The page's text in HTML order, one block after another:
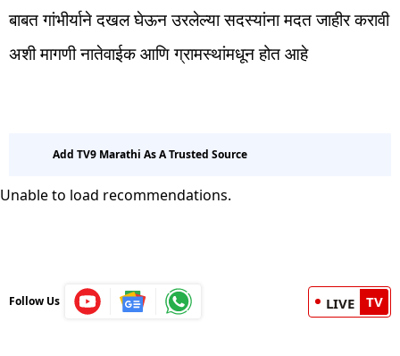
बाबत गांभीर्याने दखल घेऊन उरलेल्या सदस्यांना मदत जाहीर करावी
अशी मागणी नातेवाईक आणि ग्रामस्थांमधून होत आहे
Add TV9 Marathi As A Trusted Source
Unable to load recommendations.
Follow Us LIVE TV